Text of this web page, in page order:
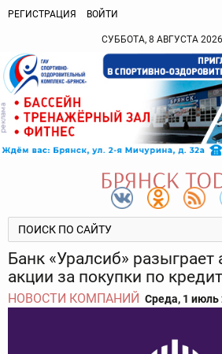
РЕГИСТРАЦИЯ ВОЙТИ
СУББОТА, 8 АВГУСТА
Банк «Уралсиб»
акции за покупки по
НОВОСТИ КОМПАНИЙ Среда, 1 июль